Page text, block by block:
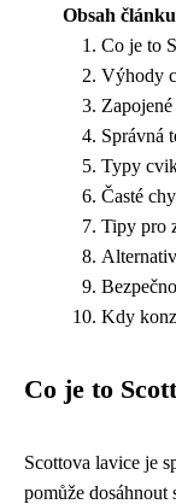
Obsah
Co je to
Výhody
Správná
Typy
Časté
Tipy pro
Kdy
Co je to
Scottova lavice je
pomůže